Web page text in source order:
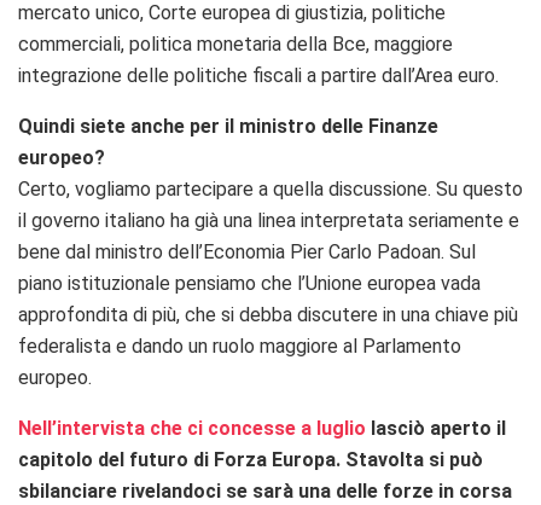
mercato unico, Corte europea di giustizia, politiche
commerciali, politica monetaria della Bce, maggiore
integrazione delle politiche fiscali a partire dall’Area euro.
Quindi siete anche per il ministro delle Finanze
europeo?
Certo, vogliamo partecipare a quella discussione. Su questo
il governo italiano ha già una linea interpretata seriamente e
bene dal ministro dell’Economia Pier Carlo Padoan. Sul
piano istituzionale pensiamo che l’Unione europea vada
approfondita di più, che si debba discutere in una chiave più
federalista e dando un ruolo maggiore al Parlamento
europeo.
Nell’intervista che ci concesse a luglio lasciò aperto il
capitolo del futuro di Forza Europa. Stavolta si può
sbilanciare rivelandoci se sarà una delle forze in corsa